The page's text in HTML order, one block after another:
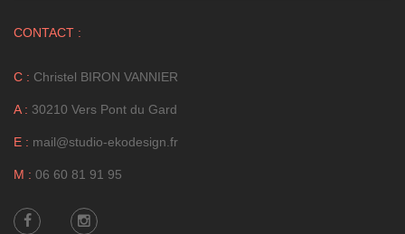
CONTACT :
C : Christel BIRON VANNIER
A : 30210 Vers Pont du Gard
E : mail@studio-ekodesign.fr
M : 06 60 81 91 95